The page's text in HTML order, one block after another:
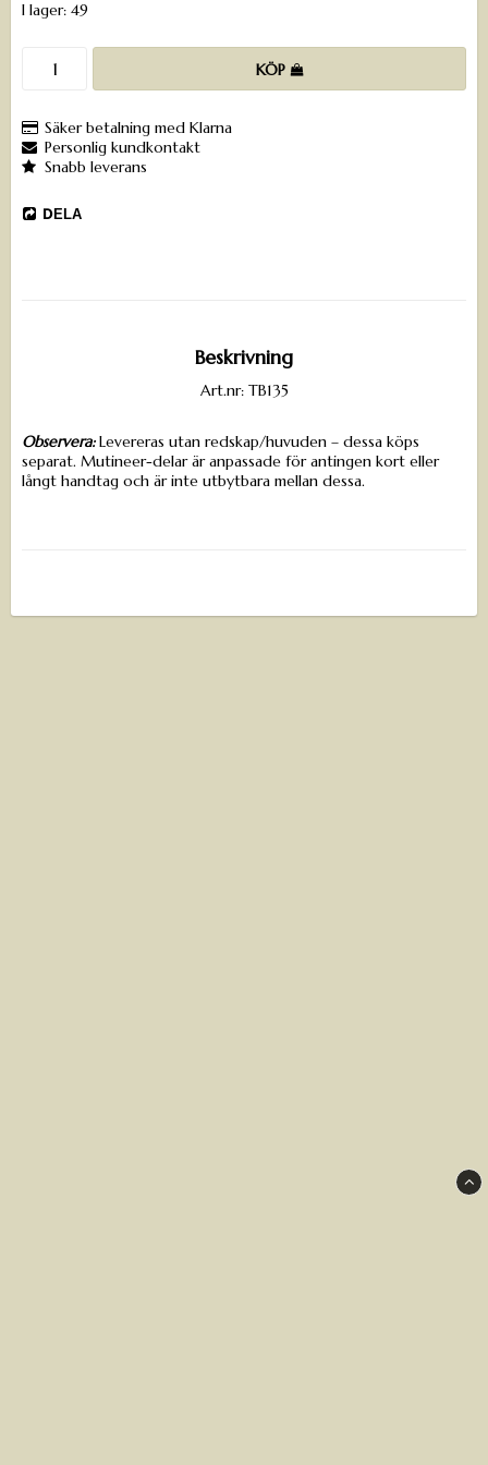
I lager: 49
KÖP
Säker betalning med Klarna
Personlig kundkontakt
Snabb leverans
DELA
Beskrivning
Art.nr: TB135
Observera: Levereras utan redskap/huvuden – dessa köps
separat. Mutineer-delar är anpassade för antingen kort eller
långt handtag och är inte utbytbara mellan dessa.